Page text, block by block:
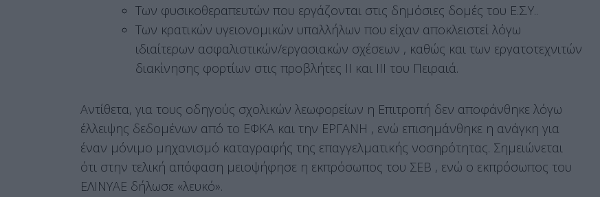
Των φυσικοθεραπευτών που εργάζονται στις δημόσιες δομές του Ε.Σ.Υ..
Των κρατικών υγειονομικών υπαλλήλων που είχαν αποκλειστεί λόγω
ιδιαίτερων ασφαλιστικών/εργασιακών σχέσεων , καθώς και των εργατοτεχνιτών
διακίνησης φορτίων στις προβλήτες ΙΙ και ΙΙΙ του Πειραιά.
Αντίθετα, για τους οδηγούς σχολικών λεωφορείων η Επιτροπή δεν αποφάνθηκε λόγω
έλλειψης δεδομένων από το ΕΦΚΑ και την ΕΡΓΑΝΗ , ενώ επισημάνθηκε η ανάγκη για
έναν μόνιμο μηχανισμό καταγραφής της επαγγελματικής νοσηρότητας. Σημειώνεται
ότι στην τελική απόφαση μειοψήφησε η εκπρόσωπος του ΣΕΒ , ενώ ο εκπρόσωπος του
ΕΛΙΝΥΑΕ δήλωσε «λευκό».